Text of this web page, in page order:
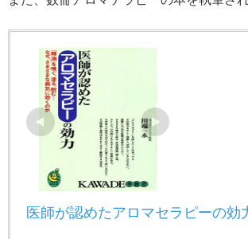
医師が認めたアロマセラピーの効